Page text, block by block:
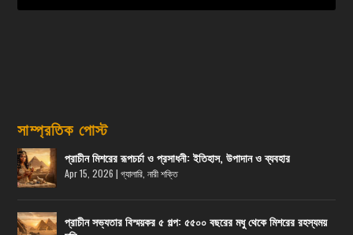
সাম্প্রতিক পোস্ট
প্রাচীন মিশরের রূপচর্চা ও প্রসাধনী: ইতিহাস, উপাদান ও ব্যবহার
Apr 15, 2026 |গ্যালারি ,নারী শক্তি
প্রাচীন সভ্যতার বিস্ময়কর ৫ গল্প: ৫৫০০ বছরের মধু থেকে মিশরের রহস্যময়